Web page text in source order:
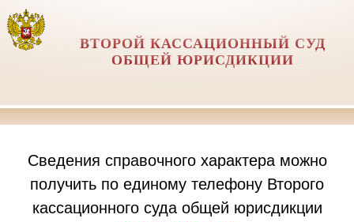
ВТОРОЙ КАССАЦИОННЫЙ СУД
ОБЩЕЙ ЮРИСДИКЦИИ
Сведения справочного характера можно
получить по единому телефону Второго
кассационного суда общей юрисдикции